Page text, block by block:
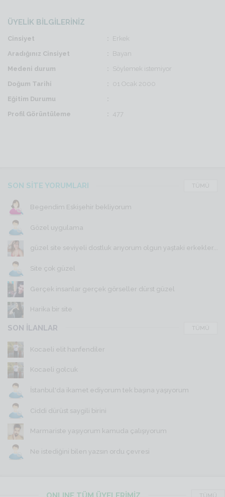
ÜYELİK BİLGİLERİNİZ
Cinsiyet
Erkek
Aradığınız Cinsiyet
Bayan
Medeni durum
Söylemek istemiyor
Doğum Tarihi
01 Ocak 2000
Eğitim Durumu
Profil Görüntüleme
477
SON SİTE YORUMLARI TÜMÜ
Begendim Eskişehir bekliyorum
Gözel uygulama
güzel site seviyeli dostluk arıyorum olgun yaştaki erkekler...
Site çok güzel
Gerçek insanlar gerçek görseller dürst güzel
Harika bir site
SON İLANLAR TÜMÜ
Kocaeli elit hanfendiler
Kocaeli golcuk
İstanbul'da ikamet ediyorum tek başına yaşıyorum
Ciddi dürüst saygili birini
Marmariste yaşıyorum kamuda çalışıyorum
Ne istediğini bilen yazsın ordu çevresi
TÜMÜ